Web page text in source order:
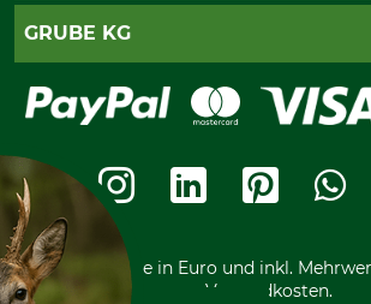
Seilwindenprüfung
Cookie-Einstellungen
Bestellung widerrufen
Widerrufsformular
Kostenloser Rückversand
Nachhaltigkeit
Entsorgung und Umwelt
Datenschutz Print
PayPal
Bankeinzug
Ratenkauf
Vorkasse
GRUBE KG
Leitbild
Karriere
Ladengeschäft
Motorgeräteshop
Über uns
Community
International
Alle Preise in Euro und inkl.
Versandkosten.